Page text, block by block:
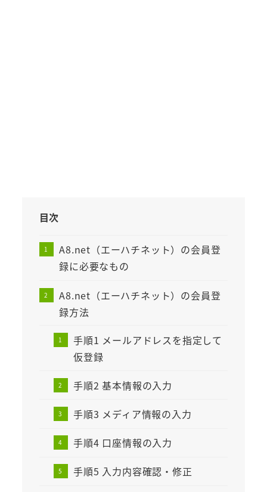
目次
A8.net（エーハチネット）の会員登
録に必要なもの
A8.net（エーハチネット）の会員登
録方法
手順1 メールアドレスを指定して
仮登録
手順2 基本情報の入力
手順3 メディア情報の入力
手順4 口座情報の入力
手順5 入力内容確認・修正